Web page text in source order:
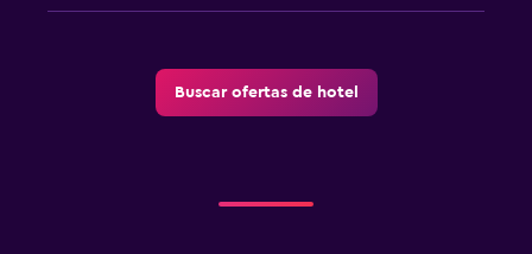
Buscar ofertas de hotel